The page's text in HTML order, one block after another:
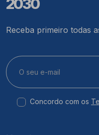
2030
Receba primeiro todas
Concordo com os